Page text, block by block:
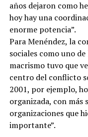
años dejaron como
hoy hay una
enorme potencia”.
Para Menéndez, la
sociales como uno
macrismo tuvo que
centro del conflicto
2001, por ejemplo,
organizada, con más
organizaciones que
importante”.